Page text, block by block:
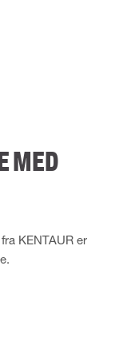
MED
KENTAUR er